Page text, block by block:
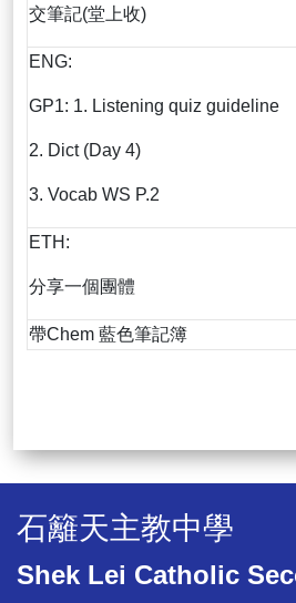
交筆記(堂上收)
ENG:
GP1: 1. Listening quiz guideline
2. Dict (Day 4)
3. Vocab WS P.2
ETH:
分享一個團體
帶Chem 藍色筆記簿
石籬天主教中學
Shek Lei Catholic